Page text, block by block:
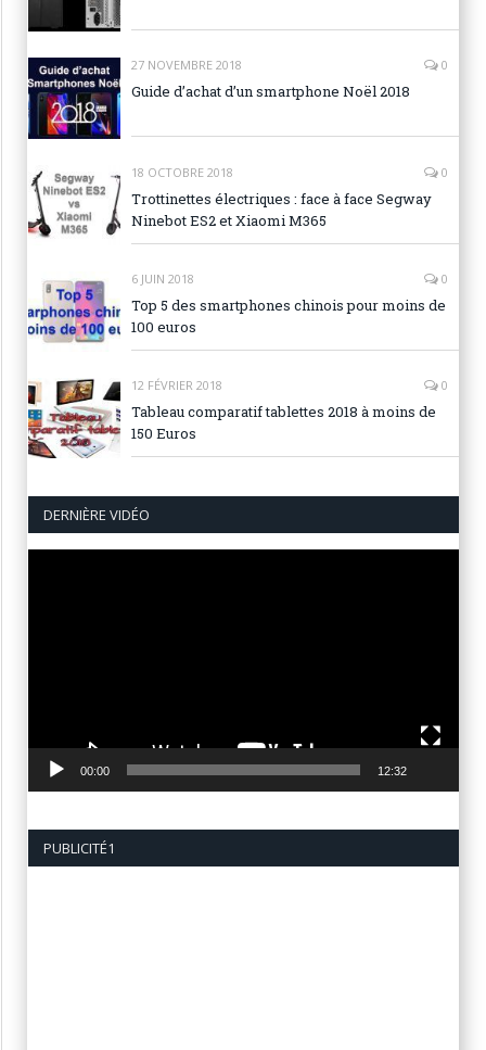
27 NOVEMBRE 2018 0
Guide d’achat d’un smartphone Noël 2018
18 OCTOBRE 2018 0
Trottinettes électriques : face à face Segway
Ninebot ES2 et Xiaomi M365
6 JUIN 2018 0
Top 5 des smartphones chinois pour moins de
100 euros
12 FÉVRIER 2018 0
Tableau comparatif tablettes 2018 à moins de
150 Euros
DERNIÈRE VIDÉO
00:00 12:32
PUBLICITÉ1